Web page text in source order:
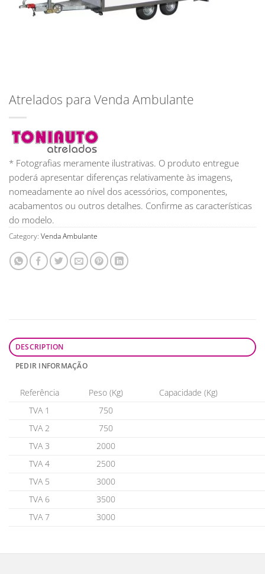
Atrelados para Venda Ambulante
* Fotografias meramente ilustrativas. O produto entregue
poderá apresentar diferenças relativamente às imagens,
nomeadamente ao nível dos acessórios, componentes,
acabamentos ou outros detalhes. Confirme as características
do modelo.
Category: Venda Ambulante
DESCRIPTION
PEDIR INFORMAÇÃO
Referência Peso (Kg)
Capacidade (Kg)
TVA 1
750
TVA 2
750
TVA 3
2000
TVA 4
2500
TVA 5
3000
TVA 6
3500
TVA 7
3000